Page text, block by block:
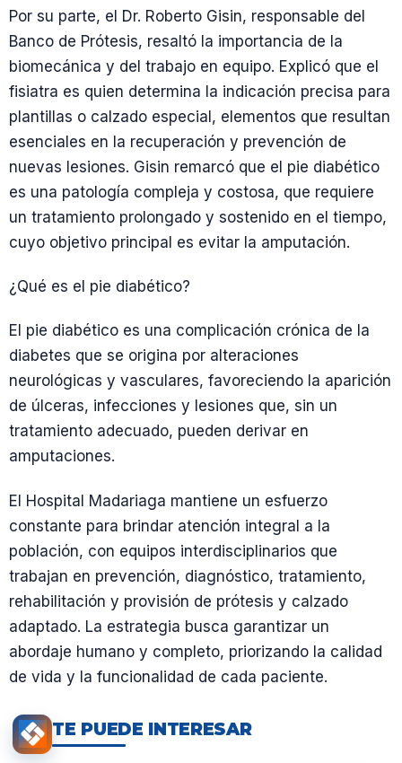
Por su parte, el Dr. Roberto Gisin, responsable del
Banco de Prótesis, resaltó la importancia de la
biomecánica y del trabajo en equipo. Explicó que el
fisiatra es quien determina la indicación precisa para
plantillas o calzado especial, elementos que resultan
esenciales en la recuperación y prevención de
nuevas lesiones. Gisin remarcó que el pie diabético
es una patología compleja y costosa, que requiere
un tratamiento prolongado y sostenido en el tiempo,
cuyo objetivo principal es evitar la amputación.
¿Qué es el pie diabético?
El pie diabético es una complicación crónica de la
diabetes que se origina por alteraciones
neurológicas y vasculares, favoreciendo la aparición
de úlceras, infecciones y lesiones que, sin un
tratamiento adecuado, pueden derivar en
amputaciones.
El Hospital Madariaga mantiene un esfuerzo
constante para brindar atención integral a la
población, con equipos interdisciplinarios que
trabajan en prevención, diagnóstico, tratamiento,
rehabilitación y provisión de prótesis y calzado
adaptado. La estrategia busca garantizar un
abordaje humano y completo, priorizando la calidad
de vida y la funcionalidad de cada paciente.
TE PUEDE INTERESAR